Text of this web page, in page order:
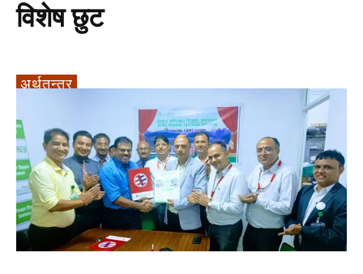
विशेष छुट
अर्थतन्त्र